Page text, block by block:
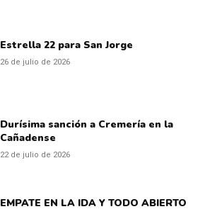
Estrella 22 para San Jorge
26 de julio de 2026
Durísima sanción a Cremería en la
Cañadense
22 de julio de 2026
EMPATE EN LA IDA Y TODO ABIERTO